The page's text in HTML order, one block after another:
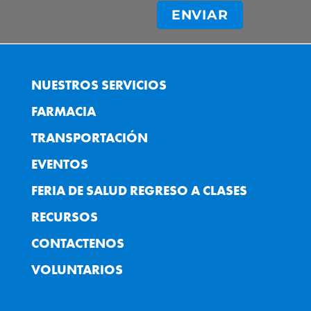
NUESTROS SERVICIOS
FARMACIA
TRANSPORTACIÓN
EVENTOS
FERIA DE SALUD REGRESO A CLASES
RECURSOS
CONTACTENOS
VOLUNTARIOS